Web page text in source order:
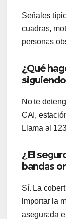
Señales
cuadras,
personas
¿Qué
No te
CAI,
Llama al
¿El
bandas
Sí. La
importar la
asegurada